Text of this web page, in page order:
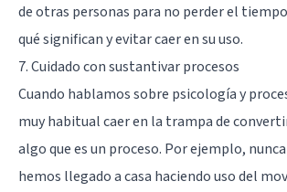
de otras personas para no perder el
qué significan y evitar caer en su uso.
7. Cuidado con sustantivar procesos
Cuando hablamos sobre psicología y
muy habitual caer en la trampa de
algo que es un proceso. Por ejemplo,
hemos llegado a casa haciendo uso del